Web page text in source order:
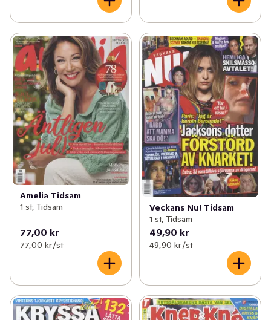
Amelia Tidsam
1 st, Tidsam
77,00 kr
77,00 kr /st
Veckans Nu! Tidsam
1 st, Tidsam
49,90 kr
49,90 kr /st